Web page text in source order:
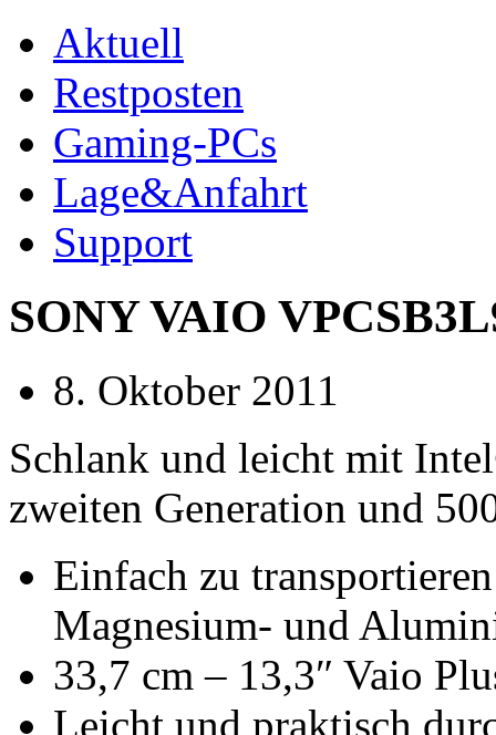
Aktuell
Restposten
Gaming-PCs
Lage&Anfahrt
Support
SONY VAIO
8. Oktober 2011
Schlank und leicht mit
zweiten Generation und
Einfach zu
Magnesium- und
33,7 cm – 13,3″ Vaio
Leicht und praktisch